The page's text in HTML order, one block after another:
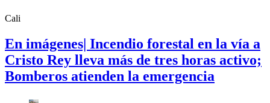
Cali
En imágenes| Incendio forestal en la vía a
Cristo Rey lleva más de tres horas activo;
Bomberos atienden la emergencia